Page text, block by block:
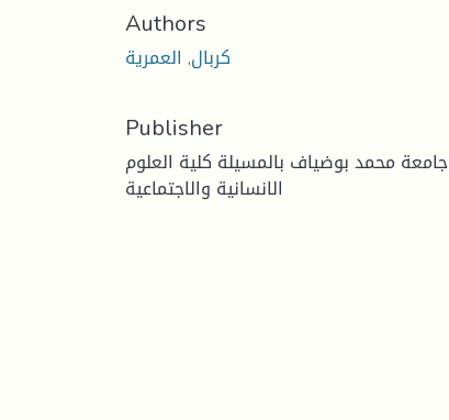
Authors
كربال, العمرية
Publisher
جامعة محمد بوضياف بالمسيلة كلية العلوم
الانسانية والاجتماعية